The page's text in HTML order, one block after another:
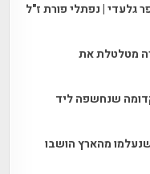
גלעדי | נפתלי פורת ז"ל
מטלטלת את
שנחשפה ליד
מהארץ הושבו